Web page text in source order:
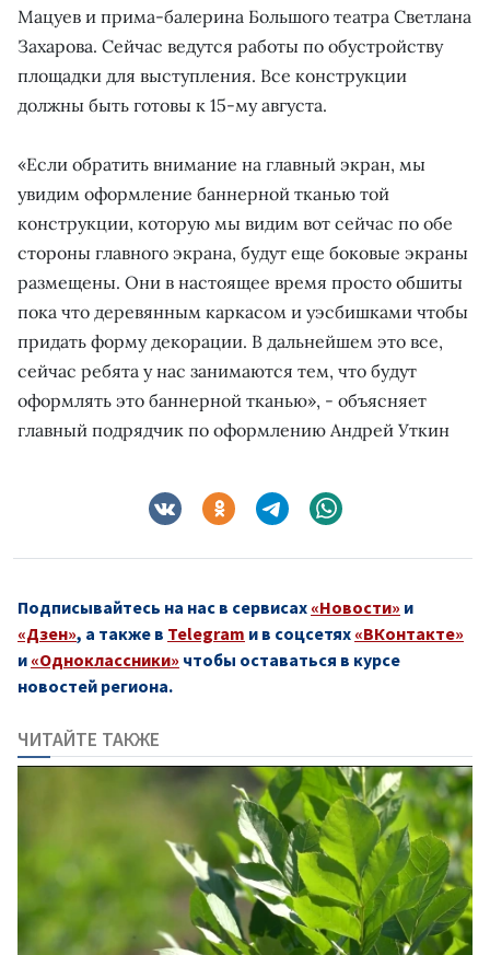
Мацуев и прима-балерина Большого театра Светлана
Захарова. Сейчас ведутся работы по обустройству
площадки для выступления. Все конструкции
должны быть готовы к 15-му августа.
«Если обратить внимание на главный экран, мы
увидим оформление баннерной тканью той
конструкции, которую мы видим вот сейчас по обе
стороны главного экрана, будут еще боковые экраны
размещены. Они в настоящее время просто обшиты
пока что деревянным каркасом и уэсбишками чтобы
придать форму декорации. В дальнейшем это все,
сейчас ребята у нас занимаются тем, что будут
оформлять это баннерной тканью», - объясняет
главный подрядчик по оформлению Андрей Уткин
Подписывайтесь на нас в сервисах «Новости» и
«Дзен», а также в Telegram и в соцсетях «ВКонтакте»
и «Одноклассники» чтобы оставаться в курсе
новостей региона.
ЧИТАЙТЕ ТАКЖЕ